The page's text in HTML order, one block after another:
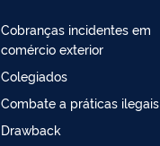
Cobranças incidentes em
comércio exterior
Colegiados
Combate a práticas ilegais
Drawback